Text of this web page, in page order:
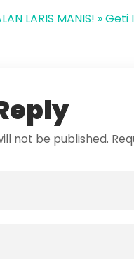
LARIS MANIS! »
not be published.